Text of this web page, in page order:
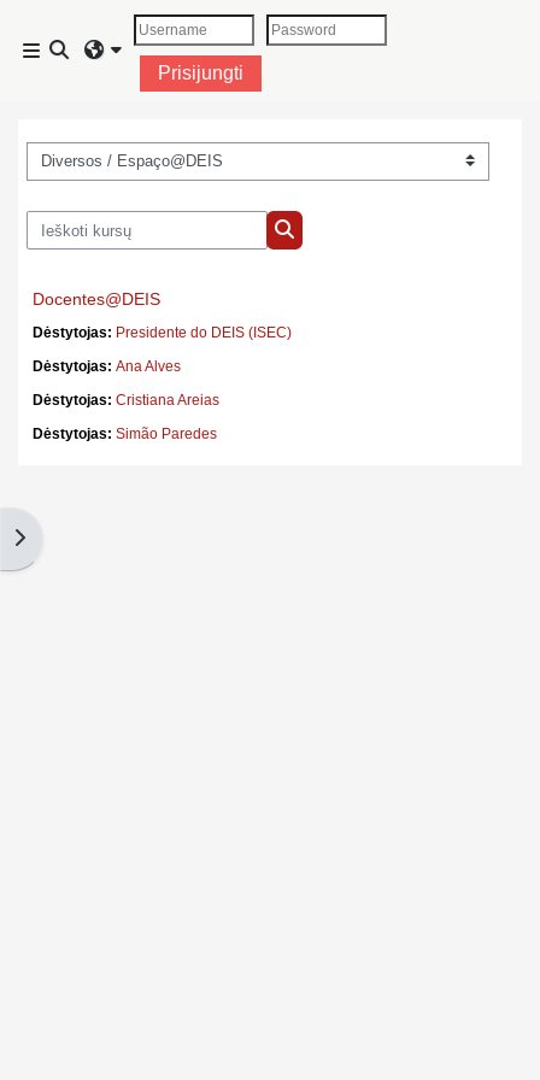
Šoninis skydelis
Perjungti paieškos įvestį
Prisijungti
Atidaryti blokus
Kursų kategorijos
Ieškoti kursų
Ieškoti kursų
Docentes@DEIS
Dėstytojas: Presidente do DEIS (ISEC)
Dėstytojas:Ana Alves
Dėstytojas:Cristiana Areias
Dėstytojas:Simão Paredes